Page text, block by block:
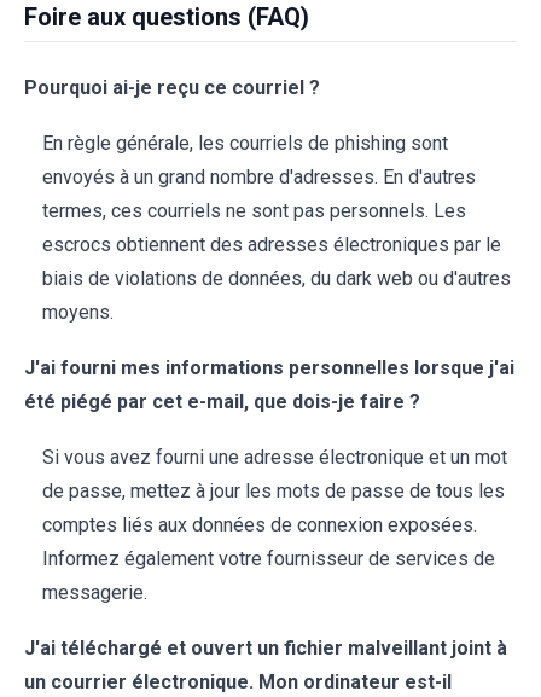
Foire aux questions (FAQ)
Pourquoi ai-je reçu ce courriel ?
En règle générale, les courriels de phishing sont
envoyés à un grand nombre d'adresses. En d'autres
termes, ces courriels ne sont pas personnels. Les
escrocs obtiennent des adresses électroniques par le
biais de violations de données, du dark web ou d'autres
moyens.
J'ai fourni mes informations personnelles lorsque j'ai
été piégé par cet e-mail, que dois-je faire ?
Si vous avez fourni une adresse électronique et un mot
de passe, mettez à jour les mots de passe de tous les
comptes liés aux données de connexion exposées.
Informez également votre fournisseur de services de
messagerie.
J'ai téléchargé et ouvert un fichier malveillant joint à
un courrier électronique. Mon ordinateur est-il